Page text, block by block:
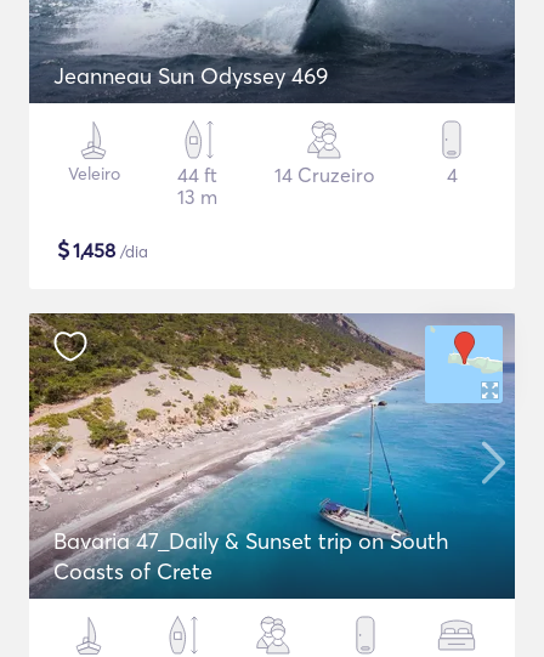
Jeanneau Sun Odyssey 469
Veleiro
44 ft
13 m
14 Cruzeiro 4
$1,458 /dia
Bavaria 47_Daily & Sunset trip on South
Coasts of Crete